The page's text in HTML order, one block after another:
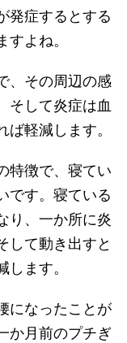
発症するとする
よね。
、その周辺の感
そして炎症は血
軽減します。
特徴で、寝てい
です。寝ている
り、一か所に炎
して動き出すと
ます。
になったことが
か月前のプチぎ